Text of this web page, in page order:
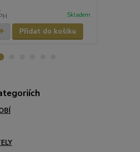
Skladem
Přidat do košíku